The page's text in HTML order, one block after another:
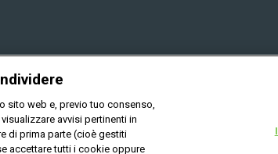
sito web e, previo tuo consenso,
avvisi pertinenti in
di prima parte (cioè gestiti
accettare tutti i cookie oppure